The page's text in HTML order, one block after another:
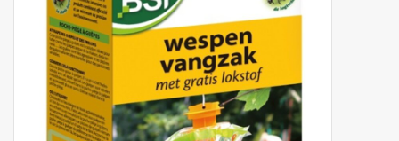
Aperitiefkoekjes
Botanicals
Snoeppot-Snoep